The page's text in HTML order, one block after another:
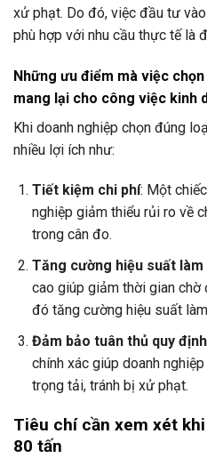
xử phạt. Do đó, việc đầu tư
phù hợp với nhu cầu thực tế là
Những ưu điểm mà việc
mang lại cho công việc kinh
Khi doanh nghiệp chọn đúng
nhiều lợi ích như:
Tiết kiệm chi phí: Một
nghiệp giảm thiểu rủi ro về
trong cân đo.
Tăng cường hiệu suất làm
cao giúp giảm thời gian
đó tăng cường hiệu suất
Đảm bảo tuân thủ quy
chính xác giúp doanh
trọng tải, tránh bị xử phạt.
Tiêu chí cần xem xét
80 tấn